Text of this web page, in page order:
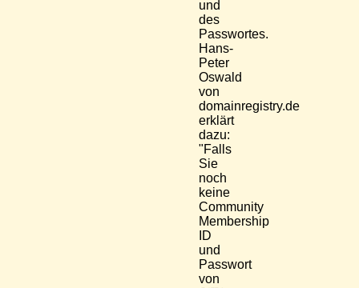
und
des
Passwortes.
Hans-
Peter
Oswald
von
domainregistry.de
erklärt
dazu:
"Falls
Sie
noch
keine
Community
Membership
ID
und
Passwort
von